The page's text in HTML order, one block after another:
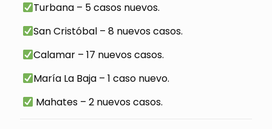
Turbana – 5 casos nuevos.
San Cristóbal – 8 nuevos casos.
Calamar – 17 nuevos casos.
María La Baja – 1 caso nuevo.
Mahates – 2 nuevos casos.